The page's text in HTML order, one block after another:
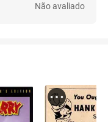
Não avaliado